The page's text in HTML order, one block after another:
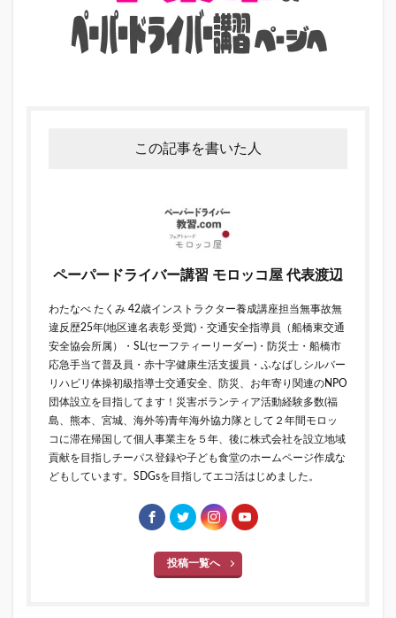
この記事を書いた人
ペーパードライバー講習 モロッコ屋 代表渡辺
わたなべ たくみ 42歳インストラクター養成講座担当無事故無
違反歴25年(地区連名表彰 受賞)・交通安全指導員（船橋東交通
安全協会所属）・SL(セーフティーリーダー)・防災士・船橋市
応急手当て普及員・赤十字健康生活支援員・ふなばしシルバー
リハビリ体操初級指導士交通安全、防災、お年寄り関連のNPO
団体設立を目指してます！災害ボランティア活動経験多数(福
島、熊本、宮城、海外等)青年海外協力隊として２年間モロッ
コに滞在帰国して個人事業主を５年、後に株式会社を設立地域
貢献を目指しチーパス登録や子ども食堂のホームページ作成な
どもしています。SDGsを目指してエコ活はじめました。
投稿一覧へ